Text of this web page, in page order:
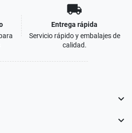
local_shipping
Entrega rápida
Servicio rápido y embalajes de
calidad.

